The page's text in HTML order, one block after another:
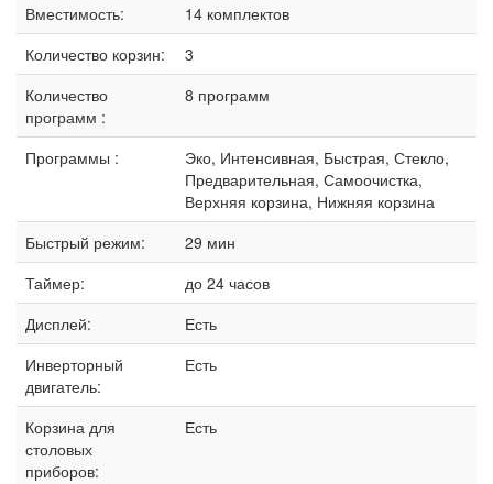
Вместимость:
14 комплектов
Количество корзин:
3
Количество
программ :
8 программ
Программы :
Эко, Интенсивная, Быстрая, Стекло,
Предварительная, Самоочистка,
Верхняя корзина, Нижняя корзина
Быстрый режим:
29 мин
Таймер:
до 24 часов
Дисплей:
Есть
Инверторный
двигатель:
Есть
Корзина для
столовых
приборов:
Есть